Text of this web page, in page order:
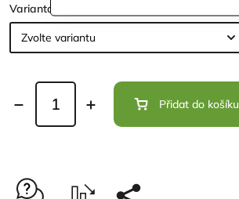
Varianta
Přidat do košíku